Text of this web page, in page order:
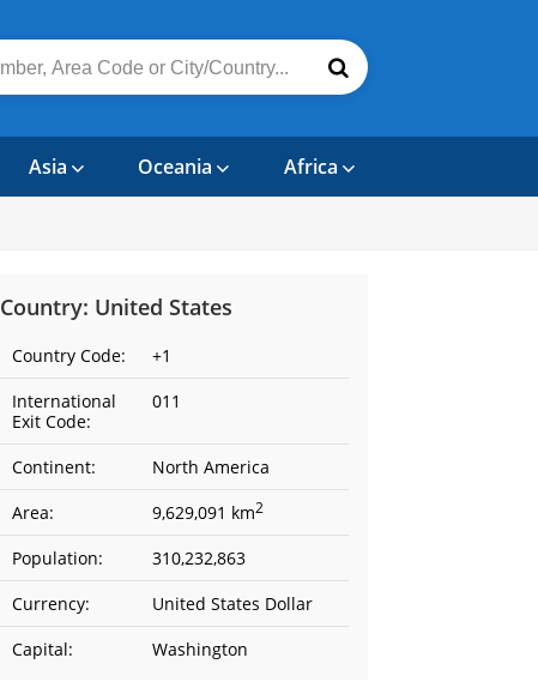
Asia Oceania Africa
Country: United States
Country Code:
+1
International
Exit Code:
011
Continent:
North America
Area:
9,629,091 km2
Population:
310,232,863
Currency:
United States Dollar
Capital:
Washington